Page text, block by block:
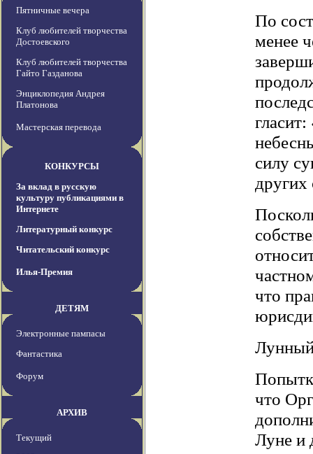
Пятничные вечера
Клуб любителей творчества
Достоевского
Клуб любителей творчества
Гайто Газданова
Энциклопедия Андрея
Платонова
Мастерская перевода
КОНКУРСЫ
За вклад в русскую
культуру публикациями в
Интернете
Литературный конкурс
Читательский конкурс
Илья-Премия
ДЕТЯМ
Электронные пампасы
Фантастика
Форум
АРХИВ
Текущий
По
менее
силу
других
что
что
Луне и